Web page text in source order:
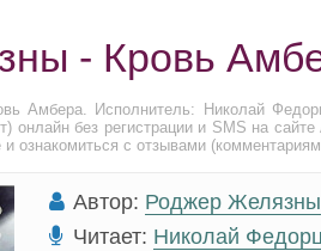
- Кровь
Амбера. Исполнитель: Николай
онлайн без регистрации и SMS на
ознакомиться с отзывами
Автор: Роджер Желязны
Читает: Николай